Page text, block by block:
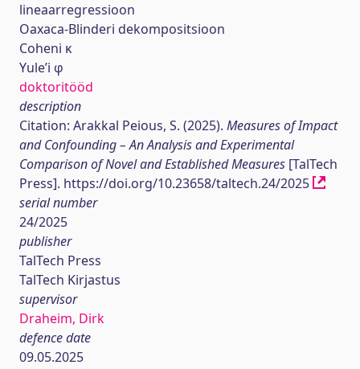
lineaarregressioon
Oaxaca-Blinderi dekompositsioon
Coheni κ
Yule’i φ
doktoritööd
description
Citation: Arakkal Peious, S. (2025). Measures of Impact
and Confounding – An Analysis and Experimental
Comparison of Novel and Established Measures [TalTech
Press]. https://doi.org/10.23658/taltech.24/2025
serial number
24/2025
publisher
TalTech Press
TalTech Kirjastus
supervisor
Draheim, Dirk
defence date
09.05.2025